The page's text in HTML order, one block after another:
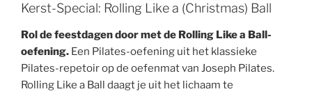
Kerst-Special: Rolling Like a (Christmas) Ball
Rol de feestdagen door met de Rolling Like a Ball-
oefening. Een Pilates-oefening uit het klassieke
Pilates-repetoir op de oefenmat van Joseph Pilates.
Rolling Like a Ball daagt je uit het lichaam te